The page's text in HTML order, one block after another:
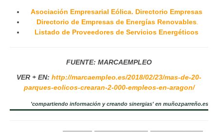
Asociación Empresarial Eólica. Directorio Empresas
Directorio de Empresas de Energías Renovables.
Listado de Proveedores de Servicios Energéticos
FUENTE: MARCAEMPLEO
VER + EN: http://marcaempleo.es/2018/02/23/mas-de-20-
parques-eolicos-crearan-2-000-empleos-en-aragon/
'compartiendo información y creando sinergias' en muñozparreño.es